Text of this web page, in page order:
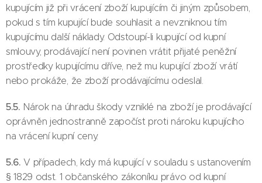
kupujícím již při vrácení zboží kupujícím či jiným způsobem,
pokud s tím kupující bude souhlasit a nevzniknou tím
kupujícímu další náklady. Odstoupí-li kupující od kupní
smlouvy, prodávající není povinen vrátit přijaté peněžní
prostředky kupujícímu dříve, než mu kupující zboží vrátí
nebo prokáže, že zboží prodávajícímu odeslal.
5.5. Nárok na úhradu škody vzniklé na zboží je prodávající
oprávněn jednostranně započíst proti nároku kupujícího
na vrácení kupní ceny.
5.6.V případech, kdy má kupující v souladu s ustanovením
§ 1829 odst. 1 občanského zákoníku právo od kupní